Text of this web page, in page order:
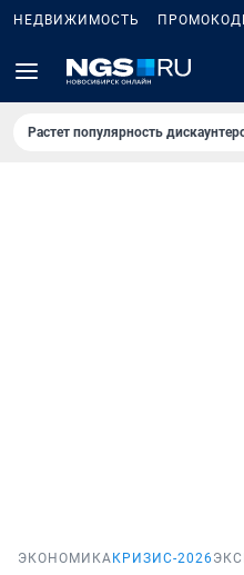
НЕДВИЖИМОСТЬ
Растет популярность
ЭКОНОМИКА КРИЗИС-2026